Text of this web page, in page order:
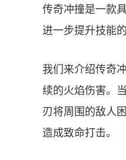
传奇冲撞是一款
进一步提升技能
我们来介绍传奇
续的火焰伤害。
刃将周围的敌人
造成致命打击。